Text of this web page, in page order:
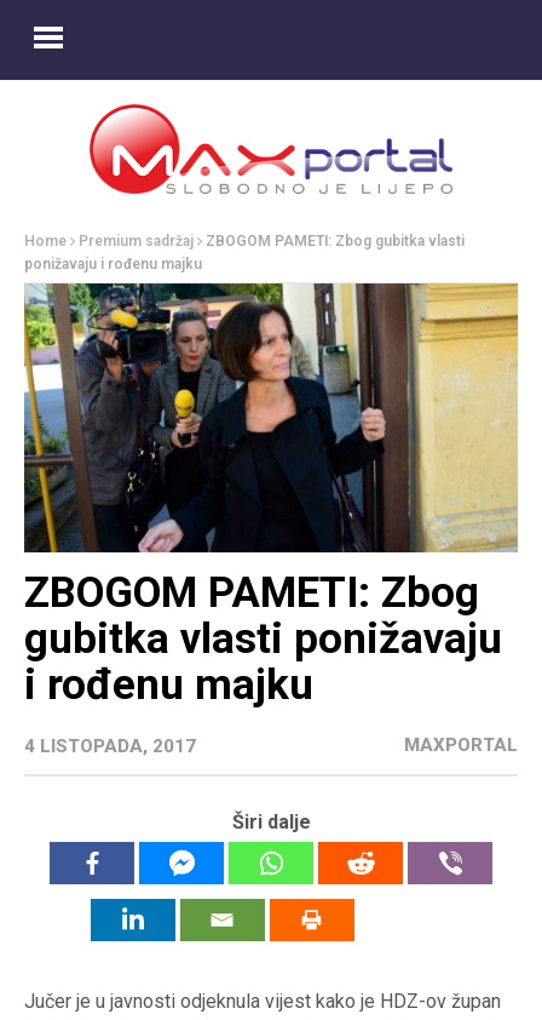
Home Premium sadržaj
ZBOGOM PAMETI: Zbog gubitka vlasti
ponižavaju i rođenu majku
ZBOGOM PAMETI: Zbog
gubitka vlasti ponižavaju
i rođenu majku
4 LISTOPADA, 2017 MAXPORTAL
Širi dalje
Jučer je u javnosti odjeknula vijest kako je HDZ-ov župan